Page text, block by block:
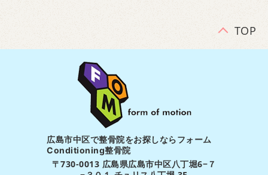
TOP
広島市中区で整骨院をお探しならフォーム
Conditioning整骨院
〒730-0013 広島県広島市中区八丁堀6−７